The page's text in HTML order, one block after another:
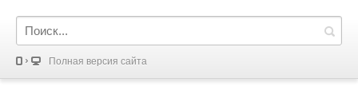
Полная версия сайта